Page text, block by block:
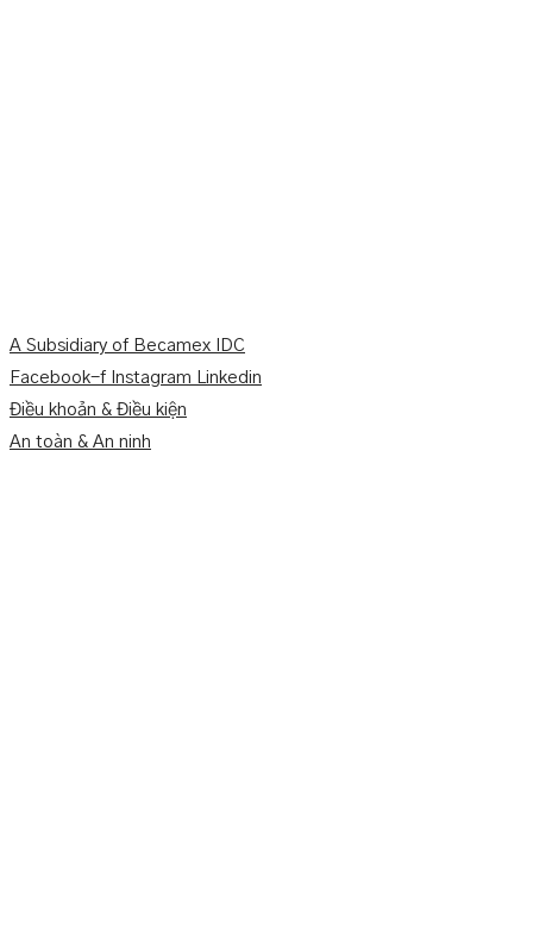
A Subsidiary of Becamex IDC
Facebook-f Instagram Linkedin
Điều khoản & Điều kiện
An toàn & An ninh